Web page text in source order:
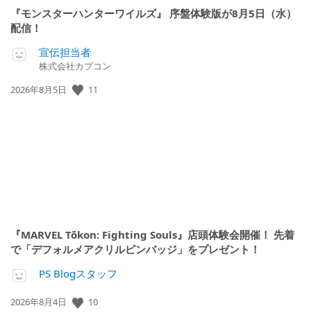
『モンスターハンターワイルズ』 序盤体験版が8月5日（水）
配信！
宣伝担当者
株式会社カプコン
公
2026年8月5日 11
『MARVEL Tōkon: Fighting Souls』店頭体験会開催！ 先着
で「デフォルメアクリルピンバッジ」をプレゼント！
PS Blogスタッフ
公
2026年8月4日 10